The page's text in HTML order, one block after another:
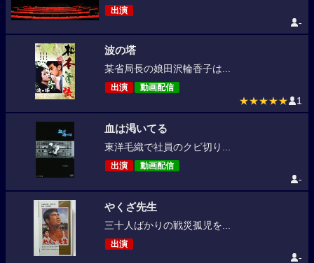
出演
-
波の塔
某省局長の娘田沢輪香子は...
出演 動画配信
★★★★★ 1
血は渇いてる
東洋毛織で社員のクビ切り...
出演 動画配信
-
やくざ先生
三十人ばかりの戦災孤児を...
出演
-